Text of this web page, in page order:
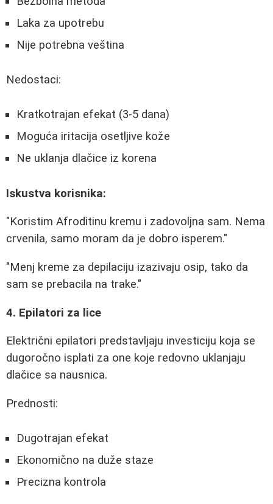
Laka za upotrebu
Nije potrebna veština
Nedostaci:
Kratkotrajan efekat (3-5 dana)
Moguća iritacija osetljive kože
Ne uklanja dlačice iz korena
Iskustva korisnika:
"Koristim Afroditinu kremu i zadovoljna sam. Nema
crvenila, samo moram da je dobro isperem."
"Menj kreme za depilaciju izazivaju osip, tako da
sam se prebacila na trake."
4. Epilatori za lice
Električni epilatori predstavljaju investiciju koja se
dugoročno isplati za one koje redovno uklanjaju
dlačice sa nausnica.
Prednosti:
Dugotrajan efekat
Ekonomično na duže staze
Precizna kontrola